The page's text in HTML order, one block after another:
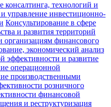
консалтинга, технологий и
управление инвестиционно-
Консультирование в сфере
и развития территорий
организациям финансового
экономический анализ
и развитие
операционной
производственными
розничного
финансовой
и реструктуризация